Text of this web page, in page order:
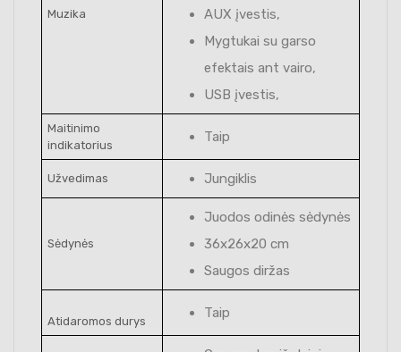
Muzika
AUX įvestis,
Mygtukai su garso
efektais ant vairo,
USB įvestis,
Maitinimo
indikatorius
Taip
Užvedimas Jungiklis
Sėdynės
Juodos odinės sėdynės
36x26x20 cm
Saugos diržas
Atidaromos durys
Taip